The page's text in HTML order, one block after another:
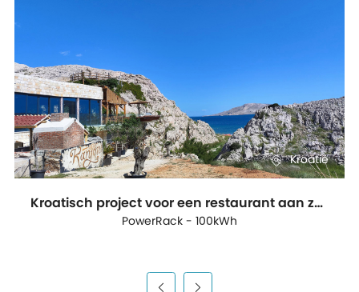
Kroatië
Kroatisch project voor een restaurant aan zee
PowerRack - 100kWh